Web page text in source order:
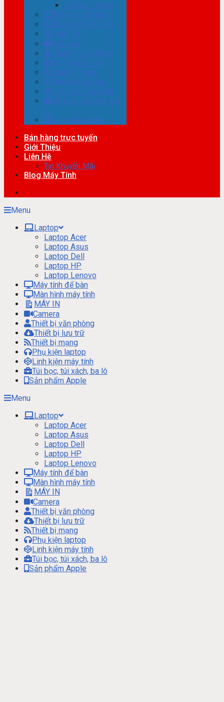
Bán hàng trực tuyến
Giới Thiệu
Liên Hệ
Tin Khuyến Mãi
Blog Máy Tính
Menu
Laptop
Laptop Acer
Laptop Asus
Laptop Dell
Laptop HP
Laptop Lenovo
Máy tính để bàn
Màn hình máy tính
MÁY IN
Camera
Thiết bị văn phòng
Thiết bị lưu trữ
Thiết bị mạng
Phụ kiện laptop
Linh kiện máy tính
Túi bọc, túi xách, ba lô
Sản phẩm Apple
Menu
Laptop
Laptop Acer
Laptop Asus
Laptop Dell
Laptop HP
Laptop Lenovo
Máy tính để bàn
Màn hình máy tính
MÁY IN
Camera
Thiết bị văn phòng
Thiết bị lưu trữ
Thiết bị mạng
Phụ kiện laptop
Linh kiện máy tính
Túi bọc, túi xách, ba lô
Sản phẩm Apple